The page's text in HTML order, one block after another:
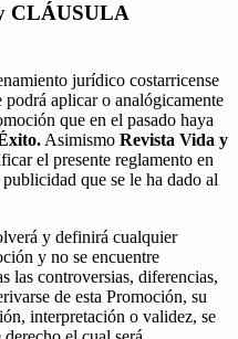
CLÁUSULA
jurídico costarricense
aplicar o analógicamente
que en el pasado haya
Asimismo Revista Vida y
el presente reglamento en
que se le ha dado al
y definirá cualquier
y no se encuentre
las controversias, diferencias,
de esta Promoción, su
interpretación o validez, se